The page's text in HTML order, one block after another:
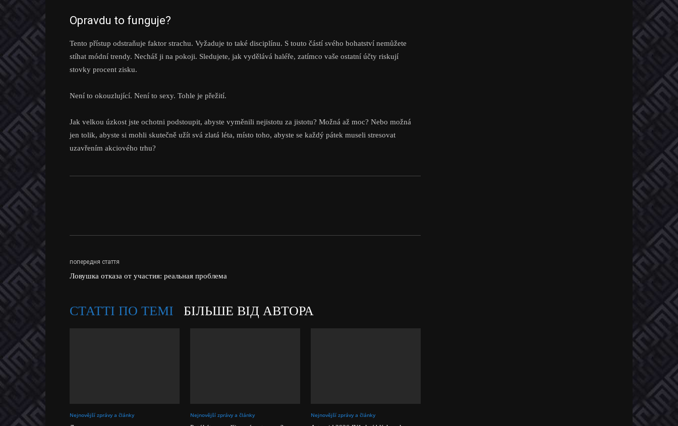
Opravdu to funguje?
Tento přístup odstraňuje faktor strachu. Vyžaduje to také disciplínu. S touto částí svého bohatství nemůžete
stíhat módní trendy. Necháš ji na pokoji. Sledujete, jak vydělává haléře, zatímco vaše ostatní účty riskují
stovky procent zisku.
Není to okouzlující. Není to sexy. Tohle je přežití.
Jak velkou úzkost jste ochotni podstoupit, abyste vyměnili nejistotu za jistotu? Možná až moc? Nebo možná
jen tolik, abyste si mohli skutečně užít svá zlatá léta, místo toho, abyste se každý pátek museli stresovat
uzavřením akciového trhu?
попередня стаття
Ловушка отказа от участия: реальная проблема
СТАТТІ ПО ТЕМІ БІЛЬШЕ ВІД АВТОРА
Nejnovější zprávy a články Nejnovější zprávy a články Nejnovější zprávy a články